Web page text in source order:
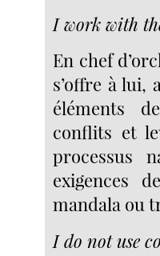
I work with
En chef
s’offre à lui,
éléments
conflits et
processus
exigences
mandala ou
I do not use